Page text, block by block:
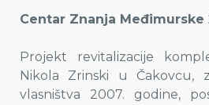
Centar Znanja Međimurske
Projekt revitalizacije
Nikola Zrinski u Čakovcu,
vlasništva 2007. godine,